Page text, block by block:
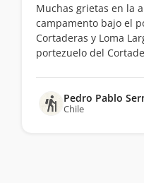
Muchas grietas en la
campamento bajo el
Cortaderas y Loma
portezuelo del
Pedro Pablo
Chile